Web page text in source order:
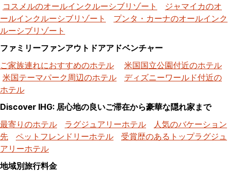
コスメルのオールインクルーシブリゾート
ジャマイカのオ
ールインクルーシブリゾート
プンタ・カーナのオールインク
ルーシブリゾート
ファミリーファンアウトドアアドベンチャー
ご家族連れにおすすめのホテル
米国国立公園付近のホテル
米国テーマパーク周辺のホテル
ディズニーワールド付近の
ホテル
Discover IHG: 居心地の良いご滞在から豪華な隠れ家まで
最寄りのホテル
ラグジュアリーホテル
人気のバケーション
先
ペットフレンドリーホテル
受賞歴のあるトップラグジュ
アリーホテル
地域別旅行料金